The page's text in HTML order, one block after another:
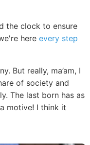
the clock to ensure
here every step
But really, ma’am, I
of society and
The last born has as
motive! I think it